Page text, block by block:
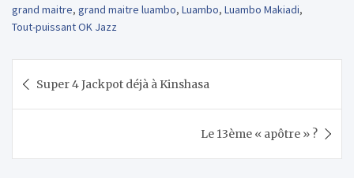
grand maitre, grand maitre luambo, Luambo, Luambo Makiadi,
Tout-puissant OK Jazz
de Super 4 Jackpot déjà à Kinshasa
Le 13ème « apôtre » ?